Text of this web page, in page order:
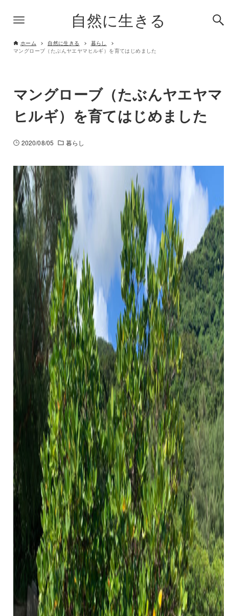
自然に生きる
ホーム 自然に生きる
暮らし
マングローブ（たぶんヤエヤマヒルギ）を育てはじめました
マングローブ（たぶんヤエヤマ
ヒルギ）を育てはじめました
2020/08/05 暮らし